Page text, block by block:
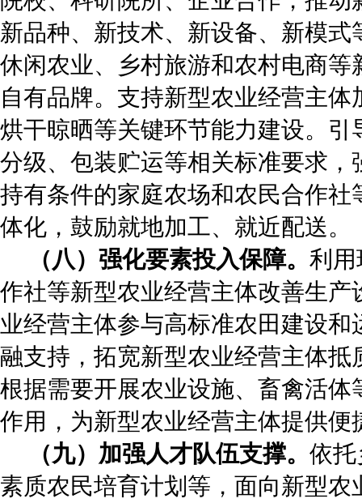
新品种、新技术、新设备、新模
休闲农业、乡村旅游和农村电商
自有品牌。支持新型农业经营主
烘干晾晒等关键环节能力建设。
分级、包装贮运等相关标准要求
持有条件的家庭农场和农民合作
体化，鼓励就地加工、就近配送。
（八）强化要素投入保障。 利用
作社等新型农业经营主体改善生
业经营主体参与高标准农田建设
融支持，拓宽新型农业经营主体
根据需要开展农业设施、畜禽活
作用，为新型农业经营主体提供
（九）加强人才队伍支撑。 依托
素质农民培育计划等，面向新型